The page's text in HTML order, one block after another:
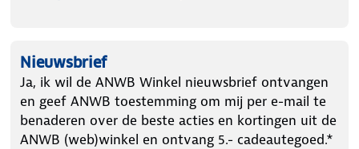
Nieuwsbrief
Ja, ik wil de ANWB Winkel nieuwsbrief ontvangen
en geef ANWB toestemming om mij per e-mail te
benaderen over de beste acties en kortingen uit de
ANWB (web)winkel en ontvang 5.- cadeautegoed.*